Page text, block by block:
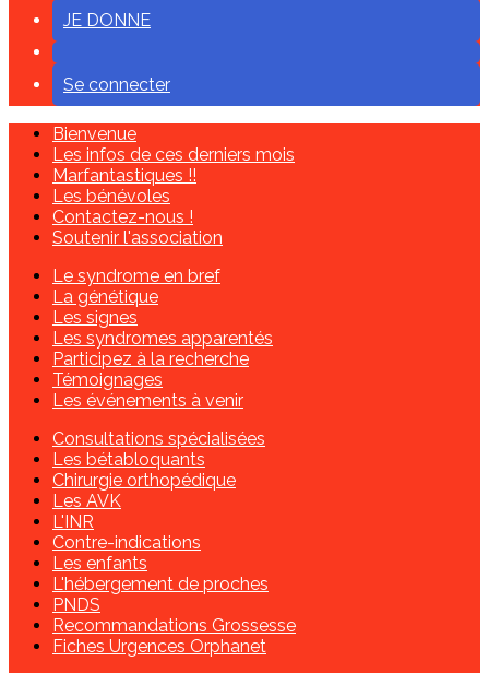
JE DONNE
Se connecter
Bienvenue
Les infos de ces derniers mois
Marfantastiques !!
Les bénévoles
Contactez-nous !
Soutenir l'association
Le syndrome en bref
La génétique
Les signes
Les syndromes apparentés
Participez à la recherche
Témoignages
Les événements à venir
Consultations spécialisées
Les bétabloquants
Chirurgie orthopédique
Les AVK
L'INR
Contre-indications
Les enfants
L'hébergement de proches
PNDS
Recommandations Grossesse
Fiches Urgences Orphanet